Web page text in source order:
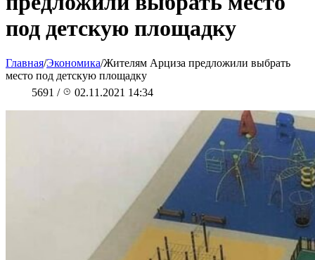
под детскую площадку
Главная/Экономика/Жителям Арциза предложили выбрать
место под детскую площадку
5691 / 02.11.2021 14:34